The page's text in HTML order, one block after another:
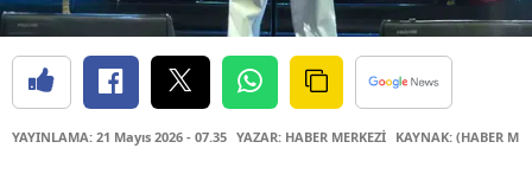
YAYINLAMA: 21 Mayıs 2026 - 07.35 YAZAR: HABER MERKEZİ KAYNAK: (HABER